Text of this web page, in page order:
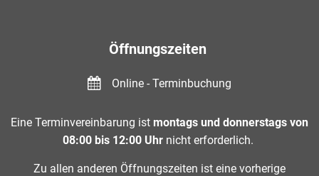
Öffnungszeiten
Online - Terminbuchung
Eine Terminvereinbarung ist montags und donnerstags von
08:00 bis 12:00 Uhr nicht erforderlich.
Zu allen anderen Öffnungszeiten ist eine vorherige